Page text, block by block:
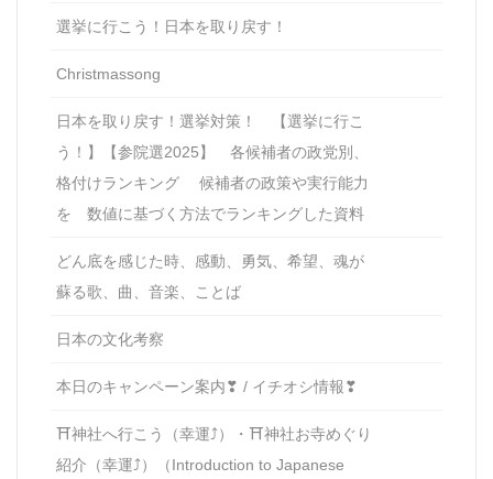
選挙に行こう！日本を取り戻す！
Christmassong
日本を取り戻す！選挙対策！ 【選挙に行こ
う！】【参院選2025】 各候補者の政党別、
格付けランキング 候補者の政策や実行能力
を 数値に基づく方法でランキングした資料
どん底を感じた時、感動、勇気、希望、魂が
蘇る歌、曲、音楽、ことば
日本の文化考察
本日のキャンペーン案内❣ / イチオシ情報❣
⛩神社へ行こう（幸運⤴）・⛩神社お寺めぐり
紹介（幸運⤴）（Introduction to Japanese